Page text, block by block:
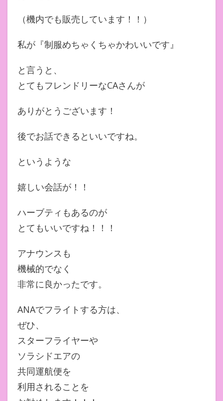
（機内でも販売しています！！）
私が『制服めちゃくちゃかわいいです』
と言うと、
とてもフレンドリーなCAさんが
ありがとうございます！
後でお話できるといいですね。
というような
嬉しい会話が！！
ハーブティもあるのが
とてもいいですね！！！
アナウンスも
機械的でなく
非常に良かったです。
ANAでフライトする方は、
ぜひ、
スターフライヤーや
ソラシドエアの
共同運航便を
利用されることを